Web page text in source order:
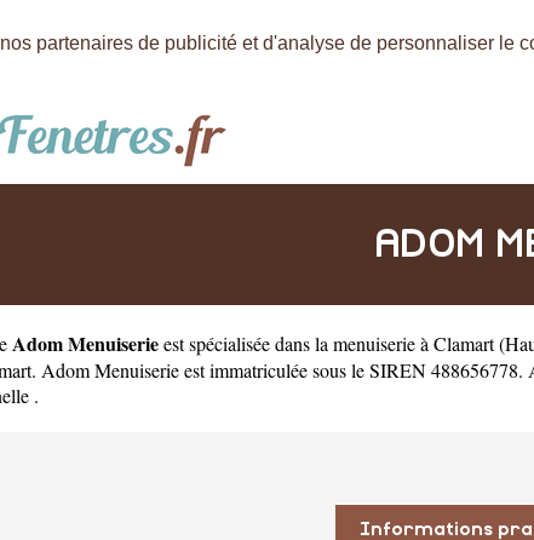
partenaires de publicité et d'analyse de personnaliser le
ADOM
Adom Menuiserieestspécialisée dans la menuiserie à Clamart(
Adom Menuiserie est immatriculée sous le SIREN
.
Informations